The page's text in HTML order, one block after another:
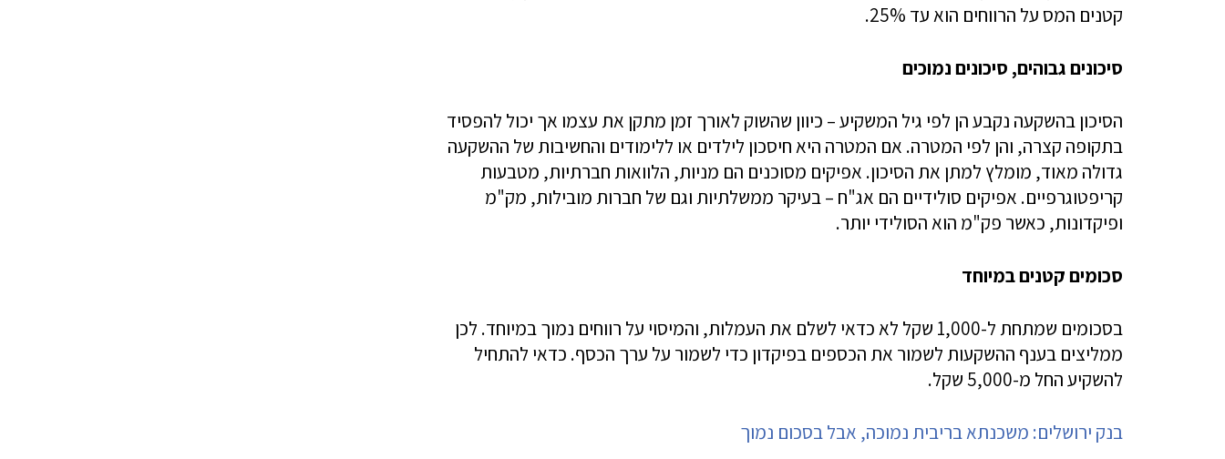
קטנים המס על הרווחים הוא עד 25%.
סיכונים גבוהים, סיכונים נמוכים
הסיכון בהשקעה נקבע הן לפי גיל המשקיע – כיוון שהשוק לאורך זמן מתקן את עצמו אך יכול להפסיד
בתקופה קצרה, והן לפי המטרה. אם המטרה היא חיסכון לילדים או ללימודים והחשיבות של ההשקעה
גדולה מאוד, מומלץ למתן את הסיכון. אפיקים מסוכנים הם מניות, הלוואות חברתיות, מטבעות
קריפטוגרפיים. אפיקים סולידיים הם אג"ח – בעיקר ממשלתיות וגם של חברות מובילות, מק"מ
ופיקדונות, כאשר פק"מ הוא הסולידי יותר.
סכומים קטנים במיוחד
בסכומים שמתחת ל-1,000 שקל לא כדאי לשלם את העמלות, והמיסוי על רווחים נמוך במיוחד. לכן
ממליצים בענף ההשקעות לשמור את הכספים בפיקדון כדי לשמור על ערך הכסף. כדאי להתחיל
להשקיע החל מ-5,000 שקל.
בנק ירושלים: משכנתא בריבית נמוכה, אבל בסכום נמוך